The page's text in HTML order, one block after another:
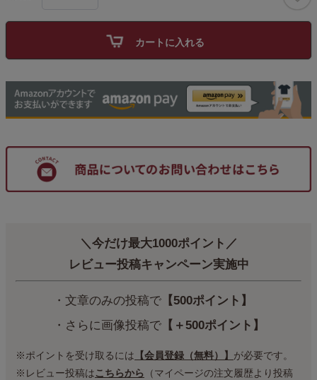
カートに入れる
＼今だけ最大1000ポイント／
レビュー投稿キャンペーン実施中
・文章のみの投稿で【500ポイント】
・さらに画像投稿で【＋500ポイント】
※ポイントを受け取るには 【会員登録（無料）】 が必要です。
※レビュー投稿はこちらから （マイページの注文履歴より投稿